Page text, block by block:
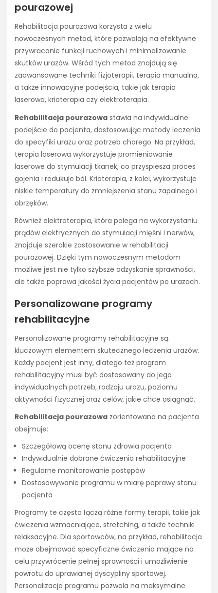
pourazowej
Rehabilitacja pourazowa korzysta z wielu
nowoczesnych metod, które pozwalają na efektywne
przywracanie funkcji ruchowych i minimalizowanie
skutków urazów. Wśród tych metod znajdują się
zaawansowane techniki fizjoterapii, terapia manualna,
a także innowacyjne podejścia, takie jak terapia
laserowa, krioterapia czy elektroterapia.
Rehabilitacja pourazowa stawia na indywidualne
podejście do pacjenta, dostosowując metody leczenia
do specyfiki urazu oraz potrzeb chorego. Na przykład,
terapia laserowa wykorzystuje promieniowanie
laserowe do stymulacji tkanek, co przyspiesza proces
gojenia i redukuje ból. Krioterapia, z kolei, wykorzystuje
niskie temperatury do zmniejszenia stanu zapalnego i
obrzęków.
Również elektroterapia, która polega na wykorzystaniu
prądów elektrycznych do stymulacji mięśni i nerwów,
znajduje szerokie zastosowanie w rehabilitacji
pourazowej. Dzięki tym nowoczesnym metodom
możliwe jest nie tylko szybsze odzyskanie sprawności,
ale także poprawa jakości życia pacjentów po urazach.
Personalizowane programy
rehabilitacyjne
Personalizowane programy rehabilitacyjne są
kluczowym elementem skutecznego leczenia urazów.
Każdy pacjent jest inny, dlatego też program
rehabilitacyjny musi być dostosowany do jego
indywidualnych potrzeb, rodzaju urazu, poziomu
aktywności fizycznej oraz celów, jakie chce osiągnąć.
Rehabilitacja pourazowa zorientowana na pacjenta
obejmuje:
Szczegółową ocenę stanu zdrowia pacjenta
Indywidualnie dobrane ćwiczenia rehabilitacyjne
Regularne monitorowanie postępów
Dostosowywanie programu w miarę poprawy stanu
pacjenta
Programy te często łączą różne formy terapii, takie jak
ćwiczenia wzmacniające, stretching, a także techniki
relaksacyjne. Dla sportowców, na przykład, rehabilitacja
może obejmować specyficzne ćwiczenia mające na
celu przywrócenie pełnej sprawności i umożliwienie
powrotu do uprawianej dyscypliny sportowej.
Personalizacja programu pozwala na maksymalne